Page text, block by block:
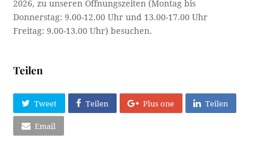
2026, zu unseren Öffnungszeiten (Montag bis
Donnerstag: 9.00-12.00 Uhr und 13.00-17.00 Uhr
Freitag: 9.00-13.00 Uhr) besuchen.
Teilen
Tweet Teilen Plus one Teilen
Email